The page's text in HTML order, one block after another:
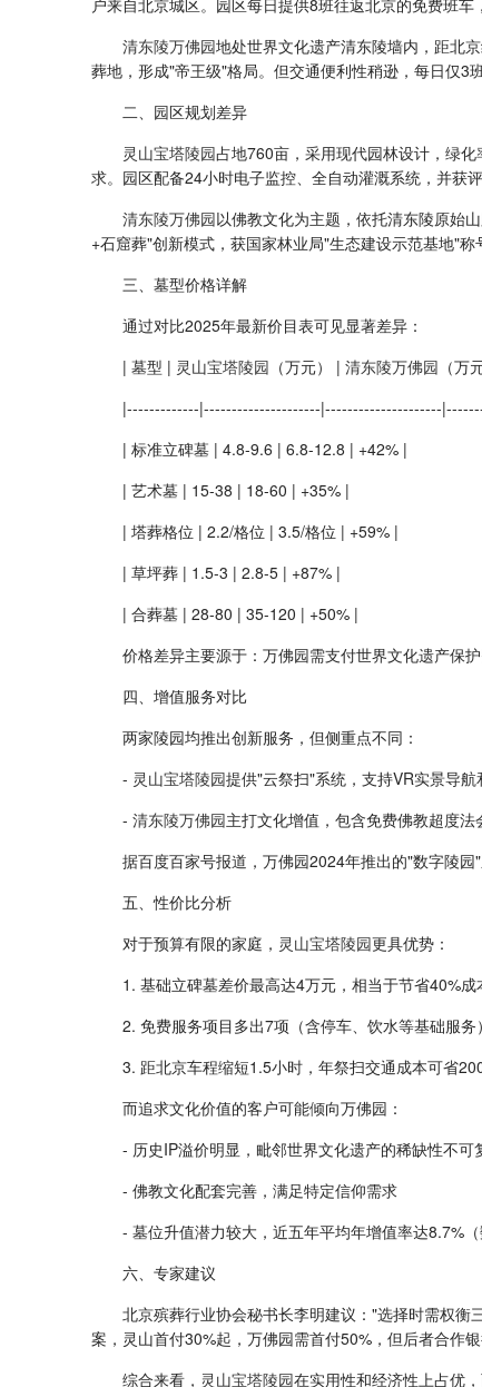
清东陵万佛园地处世界文化遗产清东陵墙内，距北
葬地，形成"帝王级"格局。但交通便利性稍逊，每日仅3
二、园区规划差异
灵山宝塔陵园占地760亩，采用现代园林设计，绿
求。园区配备24小时电子监控、全自动灌溉系统，并获
清东陵万佛园以佛教文化为主题，依托清东陵原始
+石窟葬"创新模式，获国家林业局"生态建设示范基地"
三、墓型价格详解
通过对比2025年最新价目表可见显著差异：
| 墓型 | 灵山宝塔陵园 （万元） | 清东陵万佛园 （万
|-------------|---------------------|---------------------
| 标准立碑墓 | 4.8-9.6 | 6.8-12.8 | +42% |
| 艺术墓 | 15-38 | 18-60 | +35% |
| 塔葬格位 | 2.2/格位 | 3.5/格位 | +59% |
| 草坪葬 | 1.5-3 | 2.8-5 | +87% |
| 合葬墓 | 28-80 | 35-120 | +50% |
价格差异主要源于：万佛园需支付世界文化遗产保
四、增值服务对比
两家陵园均推出创新服务，但侧重点不同：
- 灵山宝塔陵园提供"云祭扫"系统，支持VR实景导
- 清东陵万佛园主打文化增值，包含免费佛教超度
据百度百家号报道，万佛园2024年推出的"数字陵
五、性价比分析
对于预算有限的家庭， 灵山宝塔陵园更具优势：
1. 基础立碑墓差价最高达4万元，相当于节省40%成
2. 免费服务项目多出7项（含停车、饮水等基础服务）
3. 距北京车程缩短1.5小时，年祭扫交通成本可省
而追求文化价值的客户可能倾向万佛园：
- 历史IP溢价明显，毗邻世界文化遗产的稀缺性不可
- 佛教文化配套完善，满足特定信仰需求
- 墓位升值潜力较大，近五年平均年增值率达8.7%（
六、专家建议
北京殡葬行业协会秘书长李明建议："选择时需权
案，灵山首付30%起，万佛园需首付50%，但后者合作银
综合来看， 灵山宝塔陵园在实用性和经济性上占优